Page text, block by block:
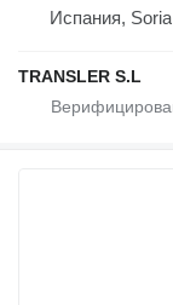
Испания, Soria
TRANSLER S.L